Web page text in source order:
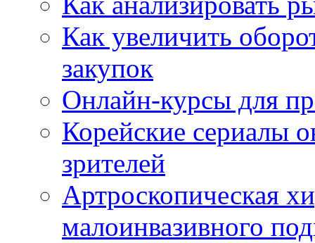
Как увеличить
закупок
Онлайн-курсы для
Корейские сериалы
зрителей
Артроскопическая
малоинвазивного